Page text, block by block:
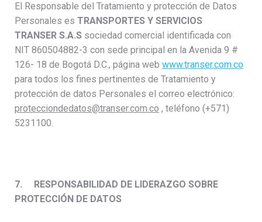
El Responsable del Tratamiento y protección de Datos
Personales es TRANSPORTES Y SERVICIOS
TRANSER S.A.S sociedad comercial identificada con
NIT 860504882-3 con sede principal en la Avenida 9 #
126- 18 de Bogotá D.C., página web www.transer.com.co
para todos los fines pertinentes de Tratamiento y
protección de datos Personales el correo electrónico:
protecciondedatos@transer.com.co , teléfono (+571)
5231100.
7. RESPONSABILIDAD DE LIDERAZGO SOBRE
PROTECCIÓN DE DATOS